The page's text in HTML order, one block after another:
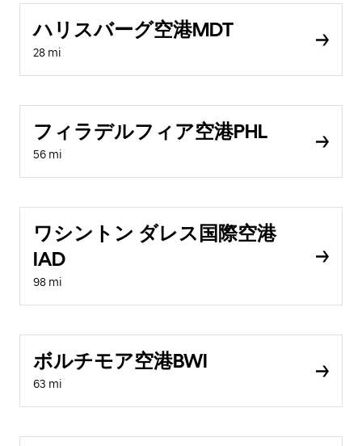
ハリスバーグ空港MDT
28 mi
フィラデルフィア空港PHL
56 mi
ワシントン ダレス国際空港
IAD
98 mi
ボルチモア空港BWI
63 mi